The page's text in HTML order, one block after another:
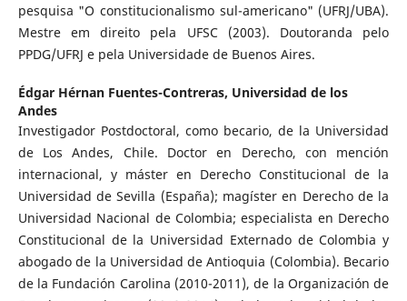
pesquisa "O constitucionalismo sul-americano" (UFRJ/UBA).
Mestre em direito pela UFSC (2003). Doutoranda pelo
PPDG/UFRJ e pela Universidade de Buenos Aires.
Édgar Hérnan Fuentes-Contreras, Universidad de los
Andes
Investigador Postdoctoral, como becario, de la Universidad
de Los Andes, Chile. Doctor en Derecho, con mención
internacional, y máster en Derecho Constitucional de la
Universidad de Sevilla (España); magíster en Derecho de la
Universidad Nacional de Colombia; especialista en Derecho
Constitucional de la Universidad Externado de Colombia y
abogado de la Universidad de Antioquia (Colombia). Becario
de la Fundación Carolina (2010-2011), de la Organización de